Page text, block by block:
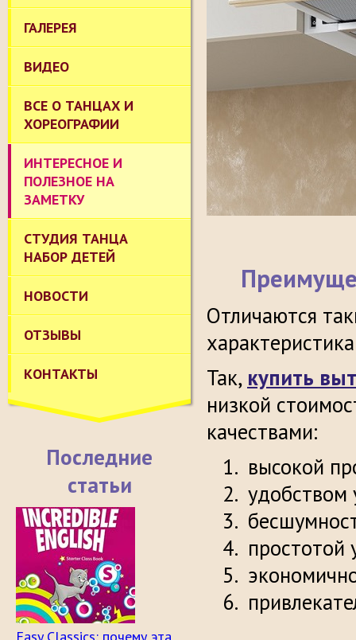
ГАЛЕРЕЯ
ВИДЕО
ВСЕ О ТАНЦАХ И
ХОРЕОГРАФИИ
ИНТЕРЕСНОЕ И
ПОЛЕЗНОЕ НА
ЗАМЕТКУ
СТУДИЯ ТАНЦА
НАБОР ДЕТЕЙ
НОВОСТИ
ОТЗЫВЫ
КОНТАКТЫ
Последние
статьи
Отличаются
Так, купить
низкой
качествами:
высокой
удобством
простотой